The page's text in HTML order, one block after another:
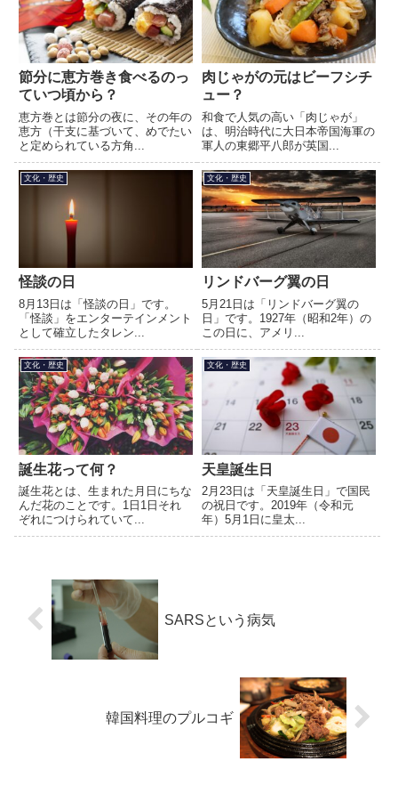
節分に恵方巻き食べるのっ
ていつ頃から？
恵方巻とは節分の夜に、その年の
恵方（干支に基づいて、めでたい
と定められている方角...
肉じゃがの元はビーフシチ
ュー？
和食で人気の高い「肉じゃが」
は、明治時代に大日本帝国海軍の
軍人の東郷平八郎が英国...
文化・歴史
怪談の日
8月13日は「怪談の日」です。
「怪談」をエンターテインメント
として確立したタレン...
文化・歴史
リンドバーグ翼の日
5月21日は「リンドバーグ翼の
日」です。1927年（昭和2年）の
この日に、アメリ...
文化・歴史
誕生花って何？
誕生花とは、生まれた月日にちな
んだ花のことです。1日1日それ
ぞれにつけられていて...
文化・歴史
天皇誕生日
2月23日は「天皇誕生日」で国民
の祝日です。2019年（令和元
年）5月1日に皇太...
SARSという病気
韓国料理のプルコギ